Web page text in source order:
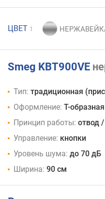
ЦВЕТ 1
Smeg KBT900VE
Тип: традиционная
Оформление: Т-
Принцип работы: отвод
Управление: кнопки
Уровень шума: до 70 дБ
Ширина: 90 см